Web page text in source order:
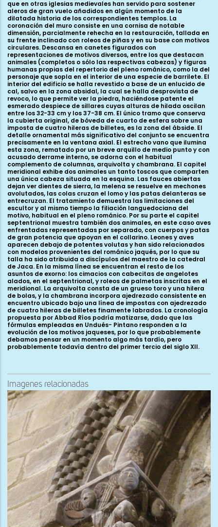
que en otras iglesias medievales han servido para sostener
aleros de gran vuelo añadidos en algún momento de la
dilatada historia de los correspondientes templos. La
coronación del muro consiste en una cornisa de notable
dimensión, parcialmente rehecha en la restauración, tallada en
su frente inclinado con roleos de piñas y en su base con motivos
circulares. Descansa en canetes figurados con
representaciones de motivos diversos, entre los que destacan
animales (completos o sólo las respectivas cabezas) y figuras
humanas propias del repertorio del pleno románico, como la del
personaje que sopla en el interior de una especie de barrilete. El
interior del edificio se halla revestido a base de un enlucido de
cal, salvo en la zona absidal, la cual se halla desprovista de
revoco, lo que permite ver la piedra, haciéndose patente el
esmerado despiece de sillares cuyas alturas de hilada oscilan
entre los 32-33 cm y los 37-38 cm. El único tramo que conserva
la cubierta original, de bóveda de cuarto de esfera sobre una
imposta de cuatro hileras de billetes, es la zona del ábside. El
detalle ornamental más significativo del conjunto se encuentra
precisamente en la ventana axial. El estrecho vano que ilumina
esta zona, rematado por un breve arquillo de medio punto y con
acusado derrame interno, se adorna con el habitual
complemento de columnas, arquivolta y chambrana. El capitel
meridional exhibe dos animales un tanto toscos que comparten
una única cabeza situada en la esquina. Las fauces abiertas
dejan ver dientes de sierra, la melena se resuelve en mechones
avolutados, las colas cruzan el lomo y las patas delanteras se
entrecruzan. El tratamiento demuestra las limitaciones del
escultor y al mismo tiempo la filiación languedociana del
motivo, habitual en el pleno románico. Por su parte el capitel
septentrional muestra también dos animales, en este caso aves
enfrentadas representadas por separado, con cuerpos y patas
de gran potencia que apoyan en el collarino. Leones y aves
aparecen debajo de potentes volutas y han sido relacionados
con modelos provenientes del románico jaqués, por lo que su
talla ha sido atribuida a discípulos del maestro de la catedral
de Jaca. En la misma línea se encuentran el resto de los
asuntos de exorno: los cimacios con cabecitas de angelotes
alados, en el septentrional, y roleos de palmetas inscritas en el
meridional. La arquivolta consta de un grueso toro y una hilera
de bolas, y la chambrana incorpora ajedrezado consistente en
encuentro ubicado bajo una línea de impostas con ajedrezado
de cuatro hileras de billetes finamente labrados. La cronología
propuesta por Abbad Ríos podría matizarse, dado que las
fórmulas empleadas en Undués- Pintano responden a la
evolución de los motivos jaqueses, por lo que probablemente
debamos pensar en un momento algo más tardío, pero
probablemente todavía dentro del primer tercio del siglo XII.
Imagenes relacionadas